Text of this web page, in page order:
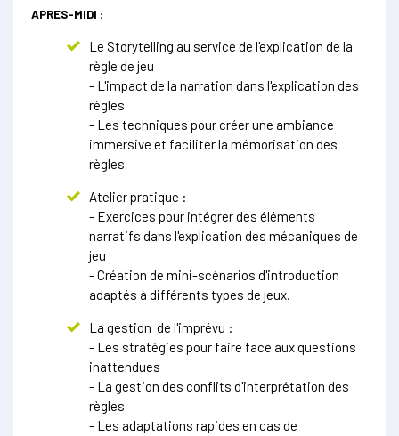
APRES-MIDI :
Le Storytelling au service de l'explication de la
règle de jeu
- L'impact de la narration dans l'explication des
règles.
- Les techniques pour créer une ambiance
immersive et faciliter la mémorisation des
règles.
Atelier pratique :
- Exercices pour intégrer des éléments
narratifs dans l'explication des mécaniques de
jeu
- Création de mini-scénarios d'introduction
adaptés à différents types de jeux.
La gestion de l'imprévu :
- Les stratégies pour faire face aux questions
inattendues
- La gestion des conflits d'interprétation des
règles
- Les adaptations rapides en cas de